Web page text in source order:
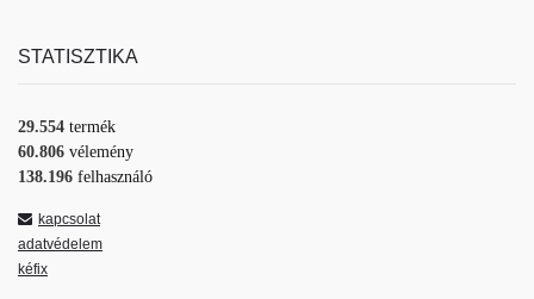
STATISZTIKA
29.554 termék
60.806 vélemény
138.196 felhasználó
kapcsolat
adatvédelem
kéfix